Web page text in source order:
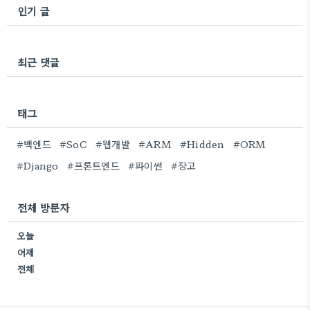
인기 글
최근 댓글
태그
#백엔드 #SoC #웹개발 #ARM #Hidden
#ORM
#Django
#프론트엔드 #파이썬 #장고
전체 방문자
오늘
어제
전체